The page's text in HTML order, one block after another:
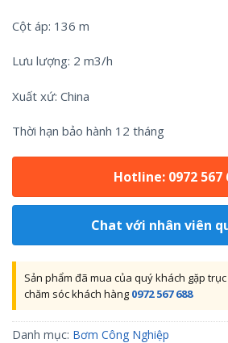
Cột áp: 136 m
Lưu lượng: 2 m3/h
Xuất xứ: China
Thời hạn bảo hành 12 tháng
Hotline: 0972 567
Chat với nhân viên
Sản phẩm đã mua của quý khách gặp
chăm sóc khách hàng 0972 567 688
Danh mục: Bơm Công Nghiệp